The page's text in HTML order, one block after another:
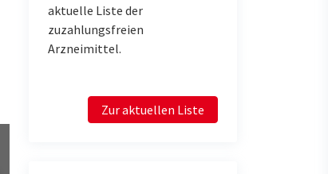
aktuelle Liste der
zuzahlungsfreien
Arzneimittel.
Zur aktuellen Liste